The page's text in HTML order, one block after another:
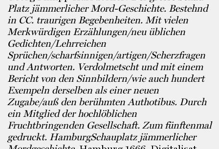
Platz jämmerlicher Mord-Geschichte. Bestehnd
in CC. traurigen Begebenheiten. Mit vielen
Merkwürdigen Erzählungen/neu üblichen
Gedichten/Lehrreichen
Sprüchen/scharfsinnigen/artigen/Scherzfragen
und Antworten. Verdolmetscht und mit einem
Bericht von den Sinnbildern/wie auch hundert
Exempeln derselben als einer neuen
Zugabe/auß den berühmten Authotibus. Durch
ein Mitglied der hochlöblichen
Fruchtbringenden Gesellschaft. Zum fünftenmal
gedruckt. HamburgSchauplatz jämmerlicher